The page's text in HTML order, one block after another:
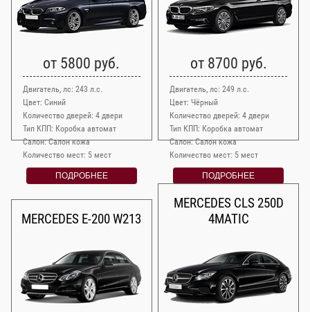
от 5800 руб.
Двигатель, лс: 243 л.с.
Цвет: Синий
Количество дверей: 4 двери
Тип КПП: Коробка автомат
Салон: Салон кожа
Количество мест: 5 мест
ПОДРОБНЕЕ
от 8700 руб.
Двигатель, лс: 249 л.с.
Цвет: Чёрный
Количество дверей: 4 двери
Тип КПП: Коробка автомат
Салон: Салон кожа
Количество мест: 5 мест
ПОДРОБНЕЕ
MERCEDES E-200 W213
MERCEDES CLS 250D
4MATIC